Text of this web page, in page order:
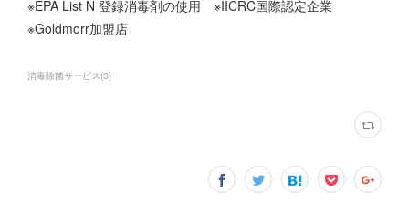
※EPA List N 登録消毒剤の使用 ※IICRC国際認定企業
※Goldmorr加盟店
消毒除菌サービス (3)